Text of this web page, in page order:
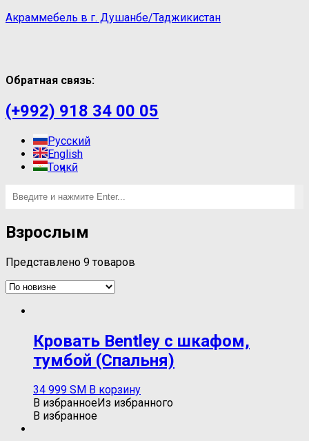
Акраммебель в г. Душанбе/Таджикистан
Обратная связь:
(+992) 918 34 00 05
Русский
English
Тоҷикӣ
Взрослым
Представлено 9 товаров
Кровать Bentley c шкафом,
тумбой (Спальня)
34 999 ЅМ В корзину
В избранноеИз избранного
В избранное